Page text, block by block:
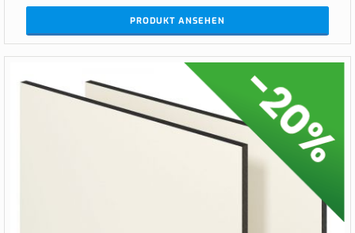
PRODUKT ANSEHEN